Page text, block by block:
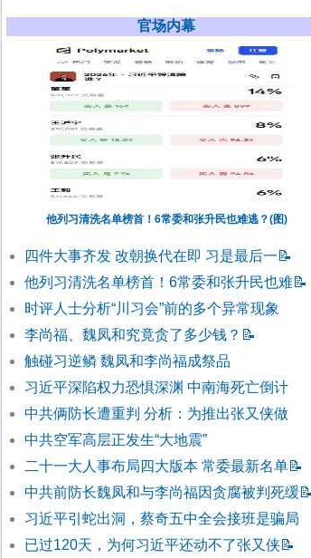
官场内幕
他列习清洗名单榜首！6常委和张升民也难逃？(图)
四件大事齐发 改朝换代在即 习是最后一 📝
他列习清洗名单榜首！6常委和张升民也难📝
时评人士分析“川习会”前的多个异常现象
李尚福、魏凤和究竟贪了多少钱？ 📝
触碰习逆鳞 魏凤和李尚福成祭品
习近平深陷权力恐惧深渊 中南海死亡倒计
中共俩防长遭重判 分析：为推出张又侠做
中共空军高层正发生“大地震”
二十一大人事布局四大版本 常委最新名单📝
中共前防长魏凤和与李尚福因贪腐被判死缓📝
习近平引蛇出洞，蔡奇五中全会接班是骗局
已过120天，为何习近平还动不了张又侠📝